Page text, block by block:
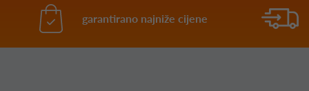
garantirano najniže cijene